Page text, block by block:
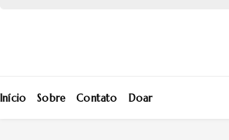
Início Sobre Contato Doar